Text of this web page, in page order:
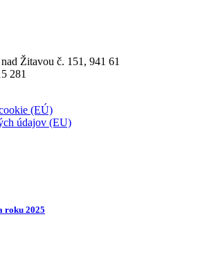
Žitavou č. 151, 941 61
281
(EÚ)
údajov (EU)
roku 2025